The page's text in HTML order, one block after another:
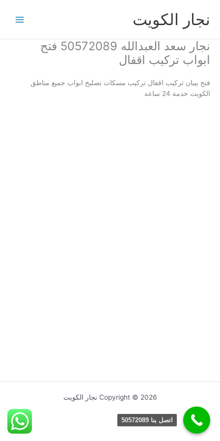
المحتوىنجار الكويت
نجار سعد العبدالله 50572089 فتح
ابواب تركيب اقفال
فتح بيبان تركيب اقفال تركيب مسكات تصليح ابواب جميع مناطق
الكويت خدمة 24 ساعه
Copyright © 2026 نجار الكويت
اتصل بنا 50572089